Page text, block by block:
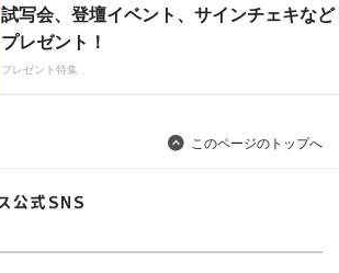
試写会、登壇イベント、サインチェキなど
プレゼント！
プレゼント特集
このページのトップへ